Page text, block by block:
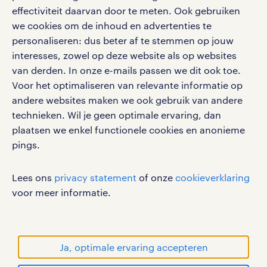
effectiviteit daarvan door te meten. Ook gebruiken
we cookies om de inhoud en advertenties te
personaliseren: dus beter af te stemmen op jouw
interesses, zowel op deze website als op websites
van derden. In onze e-mails passen we dit ook toe.
Voor het optimaliseren van relevante informatie op
andere websites maken we ook gebruik van andere
technieken. Wil je geen optimale ervaring, dan
plaatsen we enkel functionele cookies en anonieme
pings.
Lees ons privacy statement of onze cookieverklaring
voor meer informatie.
Ja, optimale ervaring accepteren
bruto-netto calculator
apple app store
google play store
social media
Volg ons voor de leukste content omtrent
vacatures, solliciteren en inspiratie.
werken bij randstad
privacystatement